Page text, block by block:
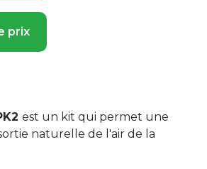
prix
est un kit qui permet une
naturelle de l'air de la